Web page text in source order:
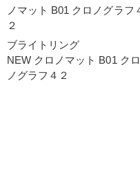
ブライトリング
NEW クロノマット B01 クロ
ノグラフ４２